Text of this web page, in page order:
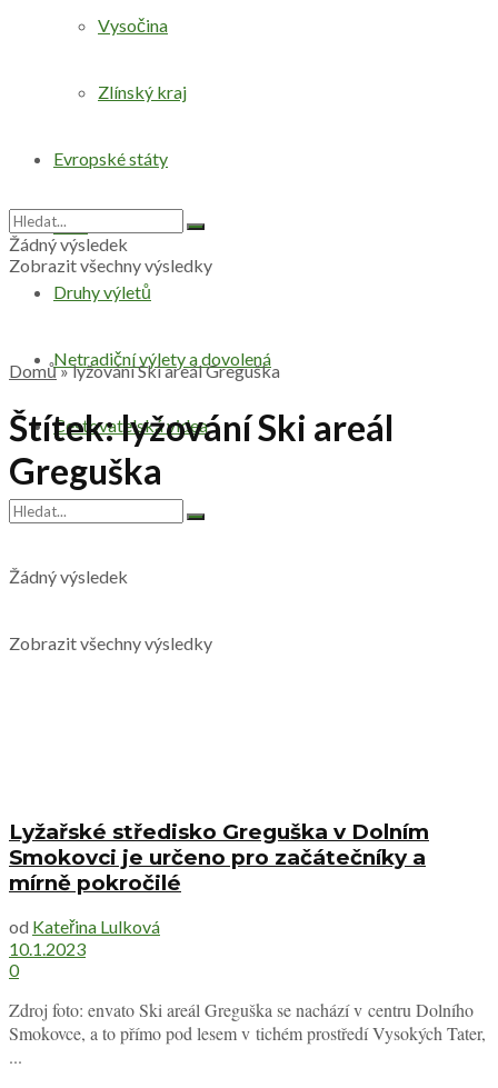
Vysočina
Zlínský kraj
Evropské státy
Svět
Druhy výletů
Netradiční výlety a dovolená
Cestovatelská videa
Žádný výsledek
Zobrazit všechny výsledky
Žádný výsledek
Zobrazit všechny výsledky
Domů»lyžování Ski areál Greguška
Štítek:lyžování Ski areál
Greguška
Lyžařské středisko Greguška v Dolním
Smokovci je určeno pro začátečníky a
mírně pokročilé
od Kateřina Lulková
10.1.2023
0
Zdroj foto: envato Ski areál Greguška se nachází v centru Dolního
Smokovce, a to přímo pod lesem v tichém prostředí Vysokých Tater,
...